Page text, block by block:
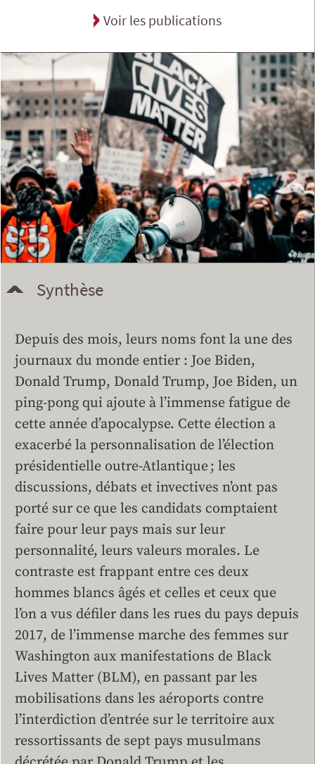
Voir les publications
Synthèse
Depuis des mois, leurs noms font la une des
journaux du monde entier : Joe Biden,
Donald Trump, Donald Trump, Joe Biden, un
ping-pong qui ajoute à l’immense fatigue de
cette année d’apocalypse. Cette élection a
exacerbé la personnalisation de l’élection
présidentielle outre-Atlantique ; les
discussions, débats et invectives n’ont pas
porté sur ce que les candidats comptaient
faire pour leur pays mais sur leur
personnalité, leurs valeurs morales. Le
contraste est frappant entre ces deux
hommes blancs âgés et celles et ceux que
l’on a vus défiler dans les rues du pays depuis
2017, de l’immense marche des femmes sur
Washington aux manifestations de Black
Lives Matter (BLM), en passant par les
mobilisations dans les aéroports contre
l’interdiction d’entrée sur le territoire aux
ressortissants de sept pays musulmans